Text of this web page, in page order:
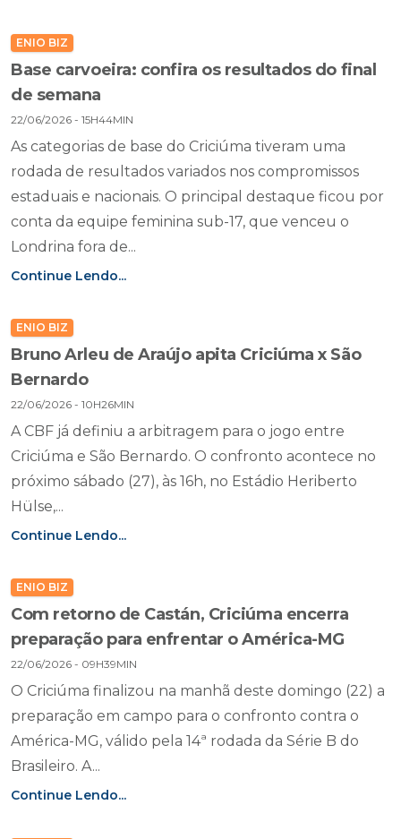
ENIO BIZ
Base carvoeira: confira os resultados do final
de semana
22/06/2026 - 15H44MIN
As categorias de base do Criciúma tiveram uma
rodada de resultados variados nos compromissos
estaduais e nacionais. O principal destaque ficou por
conta da equipe feminina sub-17, que venceu o
Londrina fora de...
Continue Lendo...
ENIO BIZ
Bruno Arleu de Araújo apita Criciúma x São
Bernardo
22/06/2026 - 10H26MIN
A CBF já definiu a arbitragem para o jogo entre
Criciúma e São Bernardo. O confronto acontece no
próximo sábado (27), às 16h, no Estádio Heriberto
Hülse,...
Continue Lendo...
ENIO BIZ
Com retorno de Castán, Criciúma encerra
preparação para enfrentar o América-MG
22/06/2026 - 09H39MIN
O Criciúma finalizou na manhã deste domingo (22) a
preparação em campo para o confronto contra o
América-MG, válido pela 14ª rodada da Série B do
Brasileiro. A...
Continue Lendo...